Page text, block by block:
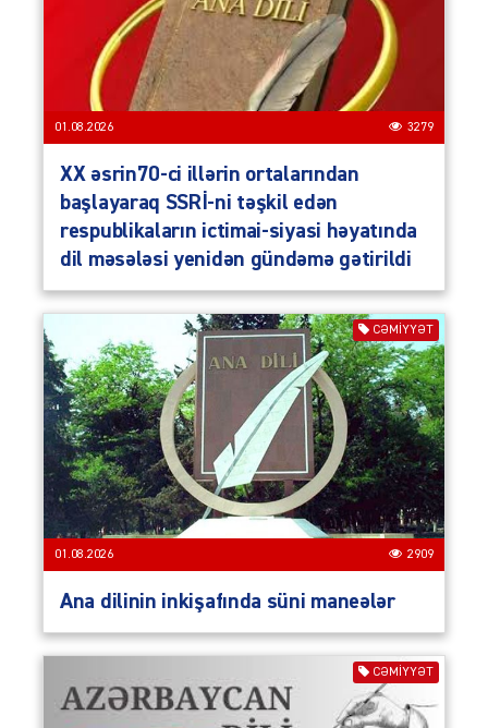
01.08.2026 3279
XX əsrin70-ci illərin ortalarından
başlayaraq SSRİ-ni təşkil edən
respublikaların ictimai-siyasi həyatında
dil məsələsi yenidən gündəmə gətirildi
CƏMIYYƏT
01.08.2026 2909
Ana dilinin inkişafında süni maneələr
CƏMIYYƏT